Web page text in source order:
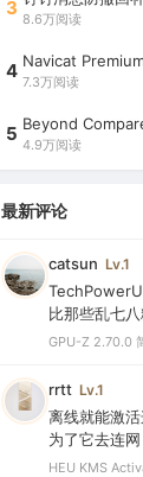
3
8.6万阅读
4
7.3万阅读
5
4.9万阅读
最新评论
catsun Lv.1
比那些乱七
rrtt Lv.1
离线就能激
为了它去连网